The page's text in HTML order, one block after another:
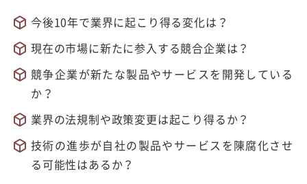
今後10年で業界に起こり得る変化は？
現在の市場に新たに参入する競合企業は？
競争企業が新たな製品やサービスを開発している
か？
業界の法規制や政策変更は起こり得るか？
技術の進歩が自社の製品やサービスを陳腐化させ
る可能性はあるか？